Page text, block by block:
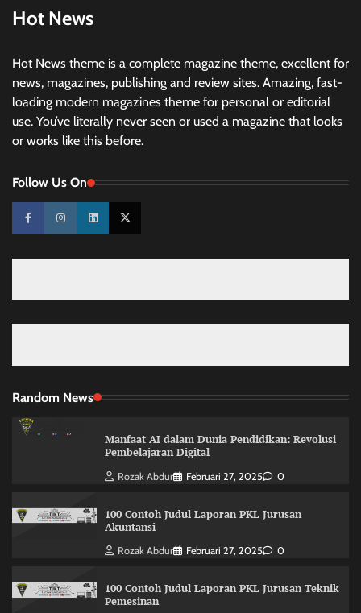
Hot News
Hot News theme is a complete magazine theme, excellent for
news, magazines, publishing and review sites. Amazing, fast-
loading modern magazines theme for personal or editorial
use. You’ve literally never seen or used a magazine that looks
or works like this before.
Follow Us On
Random News
Manfaat AI dalam Dunia Pendidikan: Revolusi
Pembelajaran Digital
Rozak Abdur Februari 27, 2025 0
100 Contoh Judul Laporan PKL Jurusan
Akuntansi
Rozak Abdur Februari 27, 2025 0
100 Contoh Judul Laporan PKL Jurusan Teknik
Pemesinan